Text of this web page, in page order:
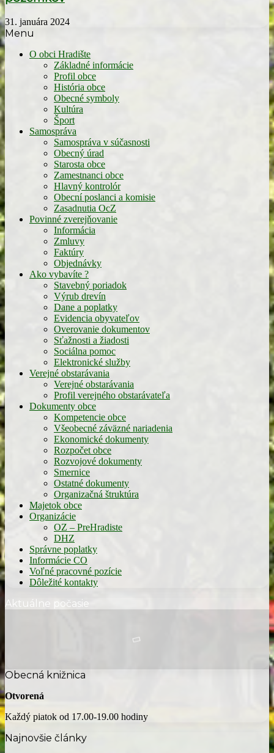
31. januára 2024
Menu
O obci Hradište
Základné informácie
Profil obce
História obce
Obecné symboly
Kultúra
Šport
Samospráva
Samospráva v súčasnosti
Obecný úrad
Starosta obce
Zamestnanci obce
Hlavný kontrolór
Obecní poslanci a komisie
Zasadnutia OcZ
Povinné zverejňovanie
Informácia
Zmluvy
Faktúry
Objednávky
Ako vybavíte ?
Stavebný poriadok
Výrub drevín
Dane a poplatky
Evidencia obyvateľov
Overovanie dokumentov
Sťažnosti a žiadosti
Sociálna pomoc
Elektronické služby
Verejné obstarávania
Verejné obstarávania
Profil verejného obstarávateľa
Dokumenty obce
Kompetencie obce
Všeobecné záväzné nariadenia
Ekonomické dokumenty
Rozpočet obce
Rozvojové dokumenty
Smernice
Ostatné dokumenty
Organizačná štruktúra
Majetok obce
Organizácie
OZ – PreHradiste
DHZ
Správne poplatky
Informácie CO
Voľné pracovné pozície
Dôležité kontakty
Aktuálne počasie
Obecná knižnica
Otvorená
Každý piatok od 17.00-19.00 hodiny
Najnovšie články